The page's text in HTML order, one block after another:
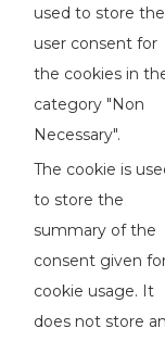
used to store the
user consent for
the cookies in
category "Non
Necessary".
The cookie is
to store the
summary of the
consent given
cookie usage. It
does not store